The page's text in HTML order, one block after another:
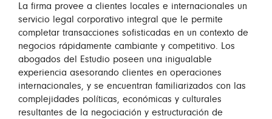
La firma provee a clientes locales e internacionales un
servicio legal corporativo integral que le permite
completar transacciones sofisticadas en un contexto de
negocios rápidamente cambiante y competitivo. Los
abogados del Estudio poseen una inigualable
experiencia asesorando clientes en operaciones
internacionales, y se encuentran familiarizados con las
complejidades políticas, económicas y culturales
resultantes de la negociación y estructuración de